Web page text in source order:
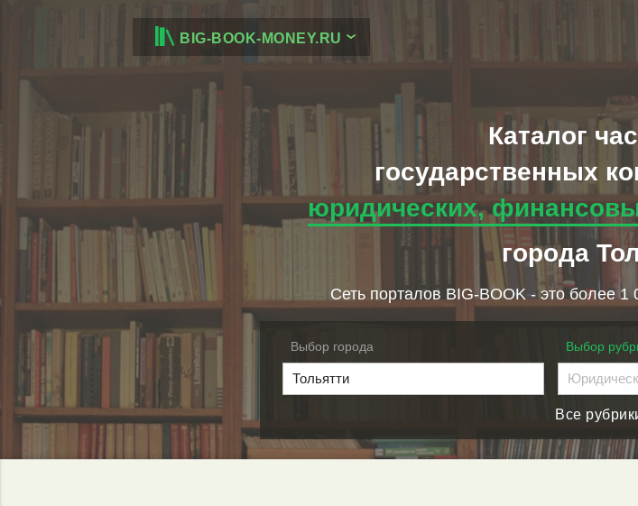
BIG-BOOK-MONEY.RU
Каталог
государственных
юридических,
города
Сеть порталов BIG-BOOK - это более 1
Выбор города Выбор
Все